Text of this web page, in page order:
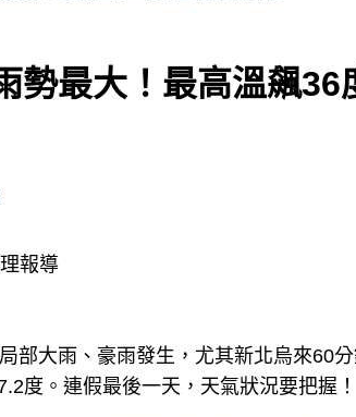
勢最大！最高溫飆36
報導
部大雨、豪雨發生，尤其新北烏來60
度。連假最後一天，天氣狀況要把握！